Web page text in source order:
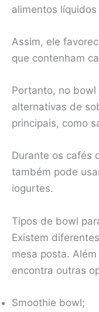
alimentos
Assim, ele
que contenham
Portanto, no bowl
alternativas de
principais, como
Durante os cafés
também pode
iogurtes.
Tipos de bowl
Existem
mesa posta.
encontra outras
Smoothie bowl;